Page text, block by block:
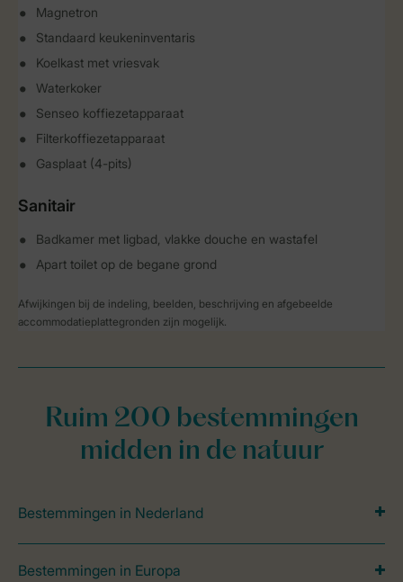
Magnetron
Standaard keukeninventaris
Koelkast met vriesvak
Waterkoker
Senseo koffiezetapparaat
Filterkoffiezetapparaat
Gasplaat (4-pits)
Sanitair
Badkamer met ligbad, vlakke douche en wastafel
Apart toilet op de begane grond
Afwijkingen bij de indeling, beelden, beschrijving en afgebeelde
accommodatieplattegronden zijn mogelijk.
Ruim 200 bestemmingen
midden in de natuur
Bestemmingen in Nederland
Bestemmingen in Europa